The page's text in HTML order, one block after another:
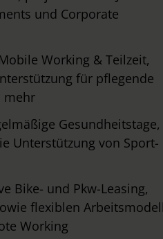
und Corporate
Working & Teilzeit,
für pflegende
mehr
Gesundheitstage,
Unterstützung von Sport-
Bike- und Pkw-Leasing,
flexiblen
Working